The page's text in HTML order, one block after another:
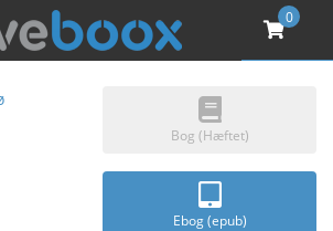
0
Bog (Hæftet)
Ebog (epub)